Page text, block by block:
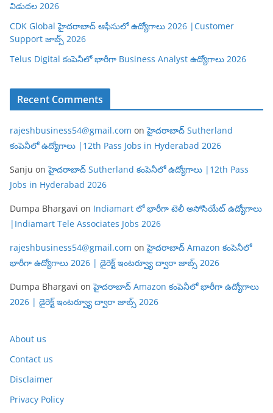
విడుదల 2026
CDK Global హైదరాబాద్ ఆఫీసులో ఉద్యోగాలు 2026 |Customer
Support జాబ్స్ 2026
Telus Digital కంపెనీలో భారీగా Business Analyst ఉద్యోగాలు 2026
Recent Comments
rajeshbusiness54@gmail.com onహైదరాబాద్ Sutherland
కంపెనీలో ఉద్యోగాలు |12th Pass Jobs in Hyderabad 2026
Sanju onహైదరాబాద్ Sutherland కంపెనీలో ఉద్యోగాలు |12th Pass
Jobs in Hyderabad 2026
Dumpa Bhargavi on Indiamart లో భారీగా టెలీ అసోసియేట్ ఉద్యోగాలు
|Indiamart Tele Associates Jobs 2026
rajeshbusiness54@gmail.com onహైదరాబాద్ Amazon కంపెనీలో
భారీగా ఉద్యోగాలు 2026 | డైరెక్ట్ ఇంటర్వ్యూ ద్వారా జాబ్స్ 2026
Dumpa Bhargavi onహైదరాబాద్ Amazon కంపెనీలో భారీగా ఉద్యోగాలు
2026 | డైరెక్ట్ ఇంటర్వ్యూ ద్వారా జాబ్స్ 2026
About us
Contact us
Disclaimer
Privacy Policy